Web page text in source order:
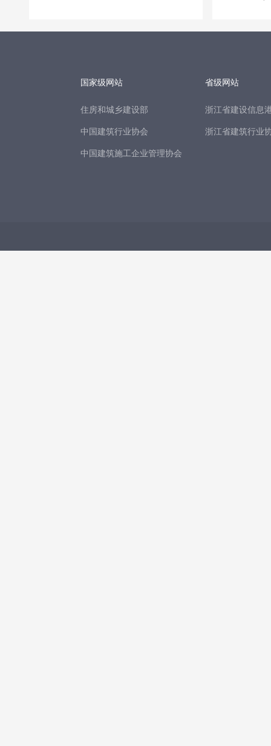
国家级网站
住房和城乡建设部
中国建筑行业协会
中国建筑施工企业管理协会
省级网站
浙江省建设信息
浙江省建筑行业